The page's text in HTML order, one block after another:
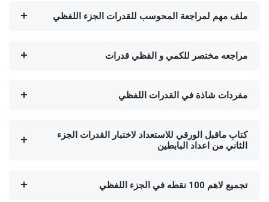
ملف مهم لمراجعة المحوسب للقدرات الجزء اللفظي
مراجعه مختصر للكمي و الفظي قدرات
مفردات شاذة في القدرات اللفظي
كتاب ماقبل الورقي للاستعداد لاختبار القدرات الجزء
الثاني من اعداد البابطين
تجميع لاهم 100 نقطه في الجزء اللفظي